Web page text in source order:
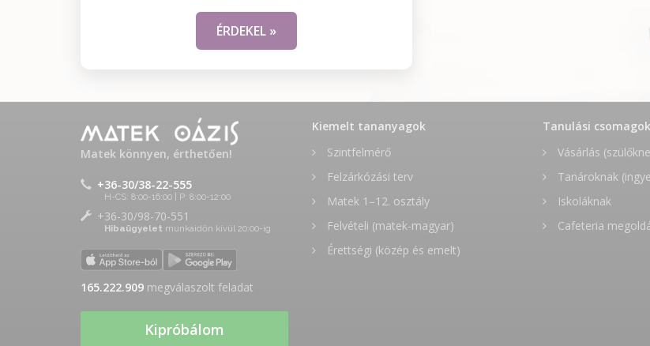
ÉRDEKEL »
Matek könnyen, érthetően!
+36-30/38-22-555
H-CS: 8:00-16:00 | P: 8:00-12:00
+36-30/98-70-551
Hibaügyelet munkaidőn kívül 20:00-ig
165.222.909 megválaszolt feladat
Kipróbálom
Kiemelt tananyagok
Szintfelmérő
Felzárkózási terv
Matek 1–12. osztály
Felvételi (matek-magyar)
Érettségi (közép és emelt)
Tanulási csomagok
Vásárlás
Tanároknak
Iskoláknak
Cafeteria